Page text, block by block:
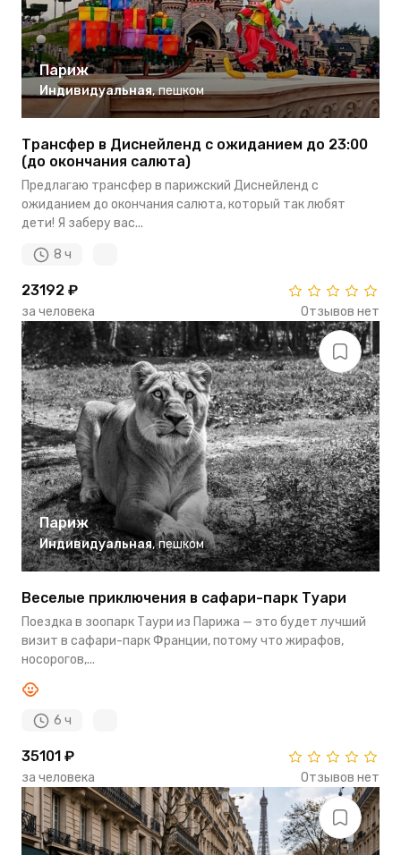
Париж
Индивидуальная, пешком
Трансфер в Диснейленд с ожиданием до 23:00
(до окончания салюта)
Предлагаю трансфер в парижский Диснейленд с
ожиданием до окончания салюта, который так любят
дети! Я заберу вас...
8 ч
23192 ₽
за человека Отзывов нет
Париж
Индивидуальная, пешком
Веселые приключения в сафари-парк Туари
Поездка в зоопарк Таури из Парижа — это будет лучший
визит в сафари-парк Франции, потому что жирафов,
носорогов,...
6 ч
35101 ₽
за человека Отзывов нет